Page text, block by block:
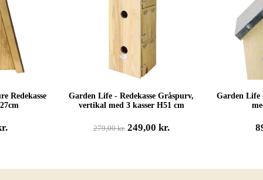
Redekasse
Garden Life - Redekasse Gråspurv,
vertikal med 3 kasser H51 cm
279,00kr. Den
249,00 kr.Den
Garden Life